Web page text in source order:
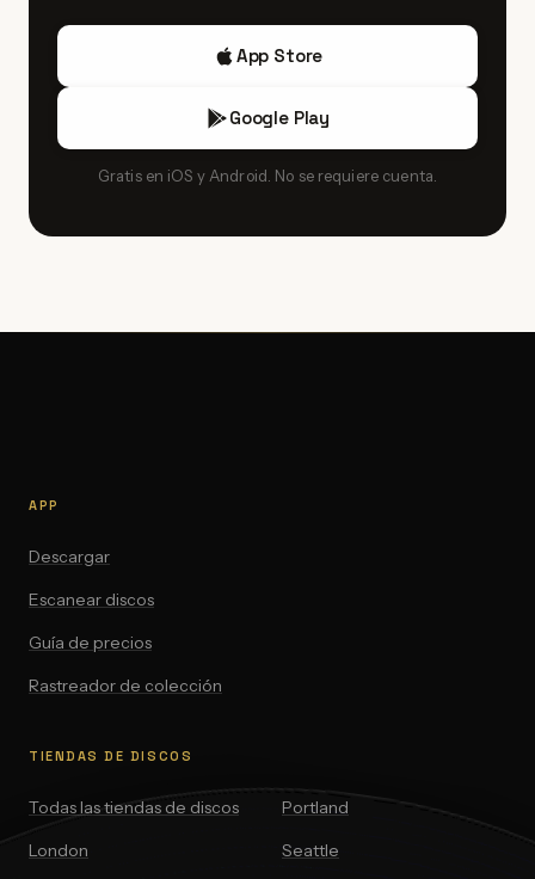
App Store
Google Play
Gratis en iOS y Android. No se requiere cuenta.
APP
Descargar
Escanear discos
Guía de precios
Rastreador de colección
TIENDAS DE DISCOS
Todas las tiendas de discos
London
Portland
Seattle